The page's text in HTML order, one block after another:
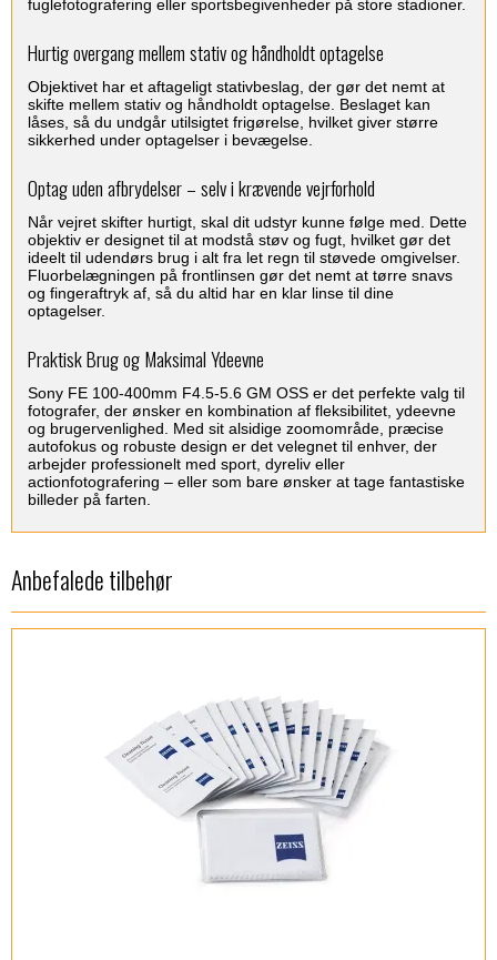
fuglefotografering eller sportsbegivenheder på store stadioner.
Hurtig overgang mellem stativ og håndholdt optagelse
Objektivet har et aftageligt stativbeslag, der gør det nemt at
skifte mellem stativ og håndholdt optagelse. Beslaget kan
låses, så du undgår utilsigtet frigørelse, hvilket giver større
sikkerhed under optagelser i bevægelse.
Optag uden afbrydelser – selv i krævende vejrforhold
Når vejret skifter hurtigt, skal dit udstyr kunne følge med. Dette
objektiv er designet til at modstå støv og fugt, hvilket gør det
ideelt til udendørs brug i alt fra let regn til støvede omgivelser.
Fluorbelægningen på frontlinsen gør det nemt at tørre snavs
og fingeraftryk af, så du altid har en klar linse til dine
optagelser.
Praktisk Brug og Maksimal Ydeevne
Sony FE 100-400mm F4.5-5.6 GM OSS er det perfekte valg til
fotografer, der ønsker en kombination af fleksibilitet, ydeevne
og brugervenlighed. Med sit alsidige zoomområde, præcise
autofokus og robuste design er det velegnet til enhver, der
arbejder professionelt med sport, dyreliv eller
actionfotografering – eller som bare ønsker at tage fantastiske
billeder på farten.
Anbefalede tilbehør